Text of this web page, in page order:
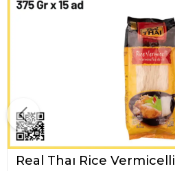
Real Thaı Rice Vermicelli